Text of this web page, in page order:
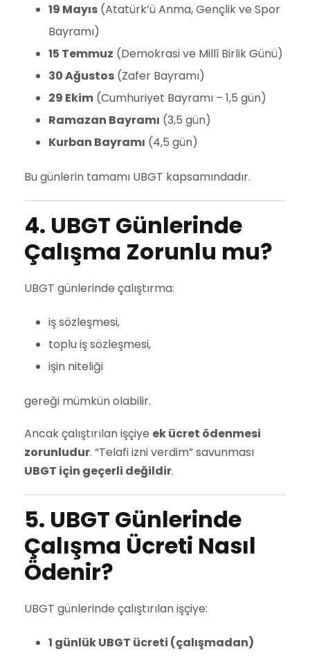
19 Mayıs (Atatürk’ü Anma, Gençlik ve Spor
Bayramı)
15 Temmuz (Demokrasi ve Millî Birlik Günü)
30 Ağustos (Zafer Bayramı)
29 Ekim (Cumhuriyet Bayramı – 1,5 gün)
Ramazan Bayramı (3,5 gün)
Kurban Bayramı (4,5 gün)
Bu günlerin tamamı UBGT kapsamındadır.
4. UBGT Günlerinde
Çalışma Zorunlu mu?
UBGT günlerinde çalıştırma:
iş sözleşmesi,
toplu iş sözleşmesi,
işin niteliği
gereği mümkün olabilir.
Ancak çalıştırılan işçiye ek ücret ödenmesi
zorunludur. “Telafi izni verdim” savunması
UBGT için geçerli değildir.
5. UBGT Günlerinde
Çalışma Ücreti Nasıl
Ödenir?
UBGT günlerinde çalıştırılan işçiye:
1 günlük UBGT ücreti (çalışmadan)